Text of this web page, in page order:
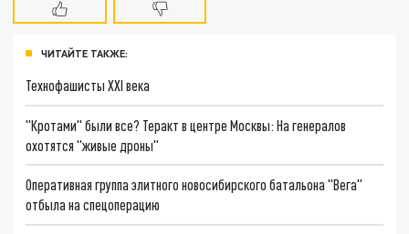
ЧИТАЙТЕ ТАКЖЕ:
Технофашисты XXI века
"Кротами" были все? Теракт в центре Москвы: На генералов
охотятся "живые дроны"
Оперативная группа элитного новосибирского батальона "Вега"
отбыла на спецоперацию